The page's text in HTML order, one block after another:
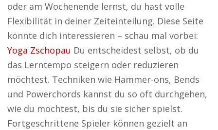
oder am Wochenende lernst, du hast volle
Flexibilität in deiner Zeiteinteilung. Diese Seite
könnte dich interessieren – schau mal vorbei:
Yoga Zschopau Du entscheidest selbst, ob du
das Lerntempo steigern oder reduzieren
möchtest. Techniken wie Hammer-ons, Bends
und Powerchords kannst du so oft durchgehen,
wie du möchtest, bis du sie sicher spielst.
Fortgeschrittene Spieler können gezielt an